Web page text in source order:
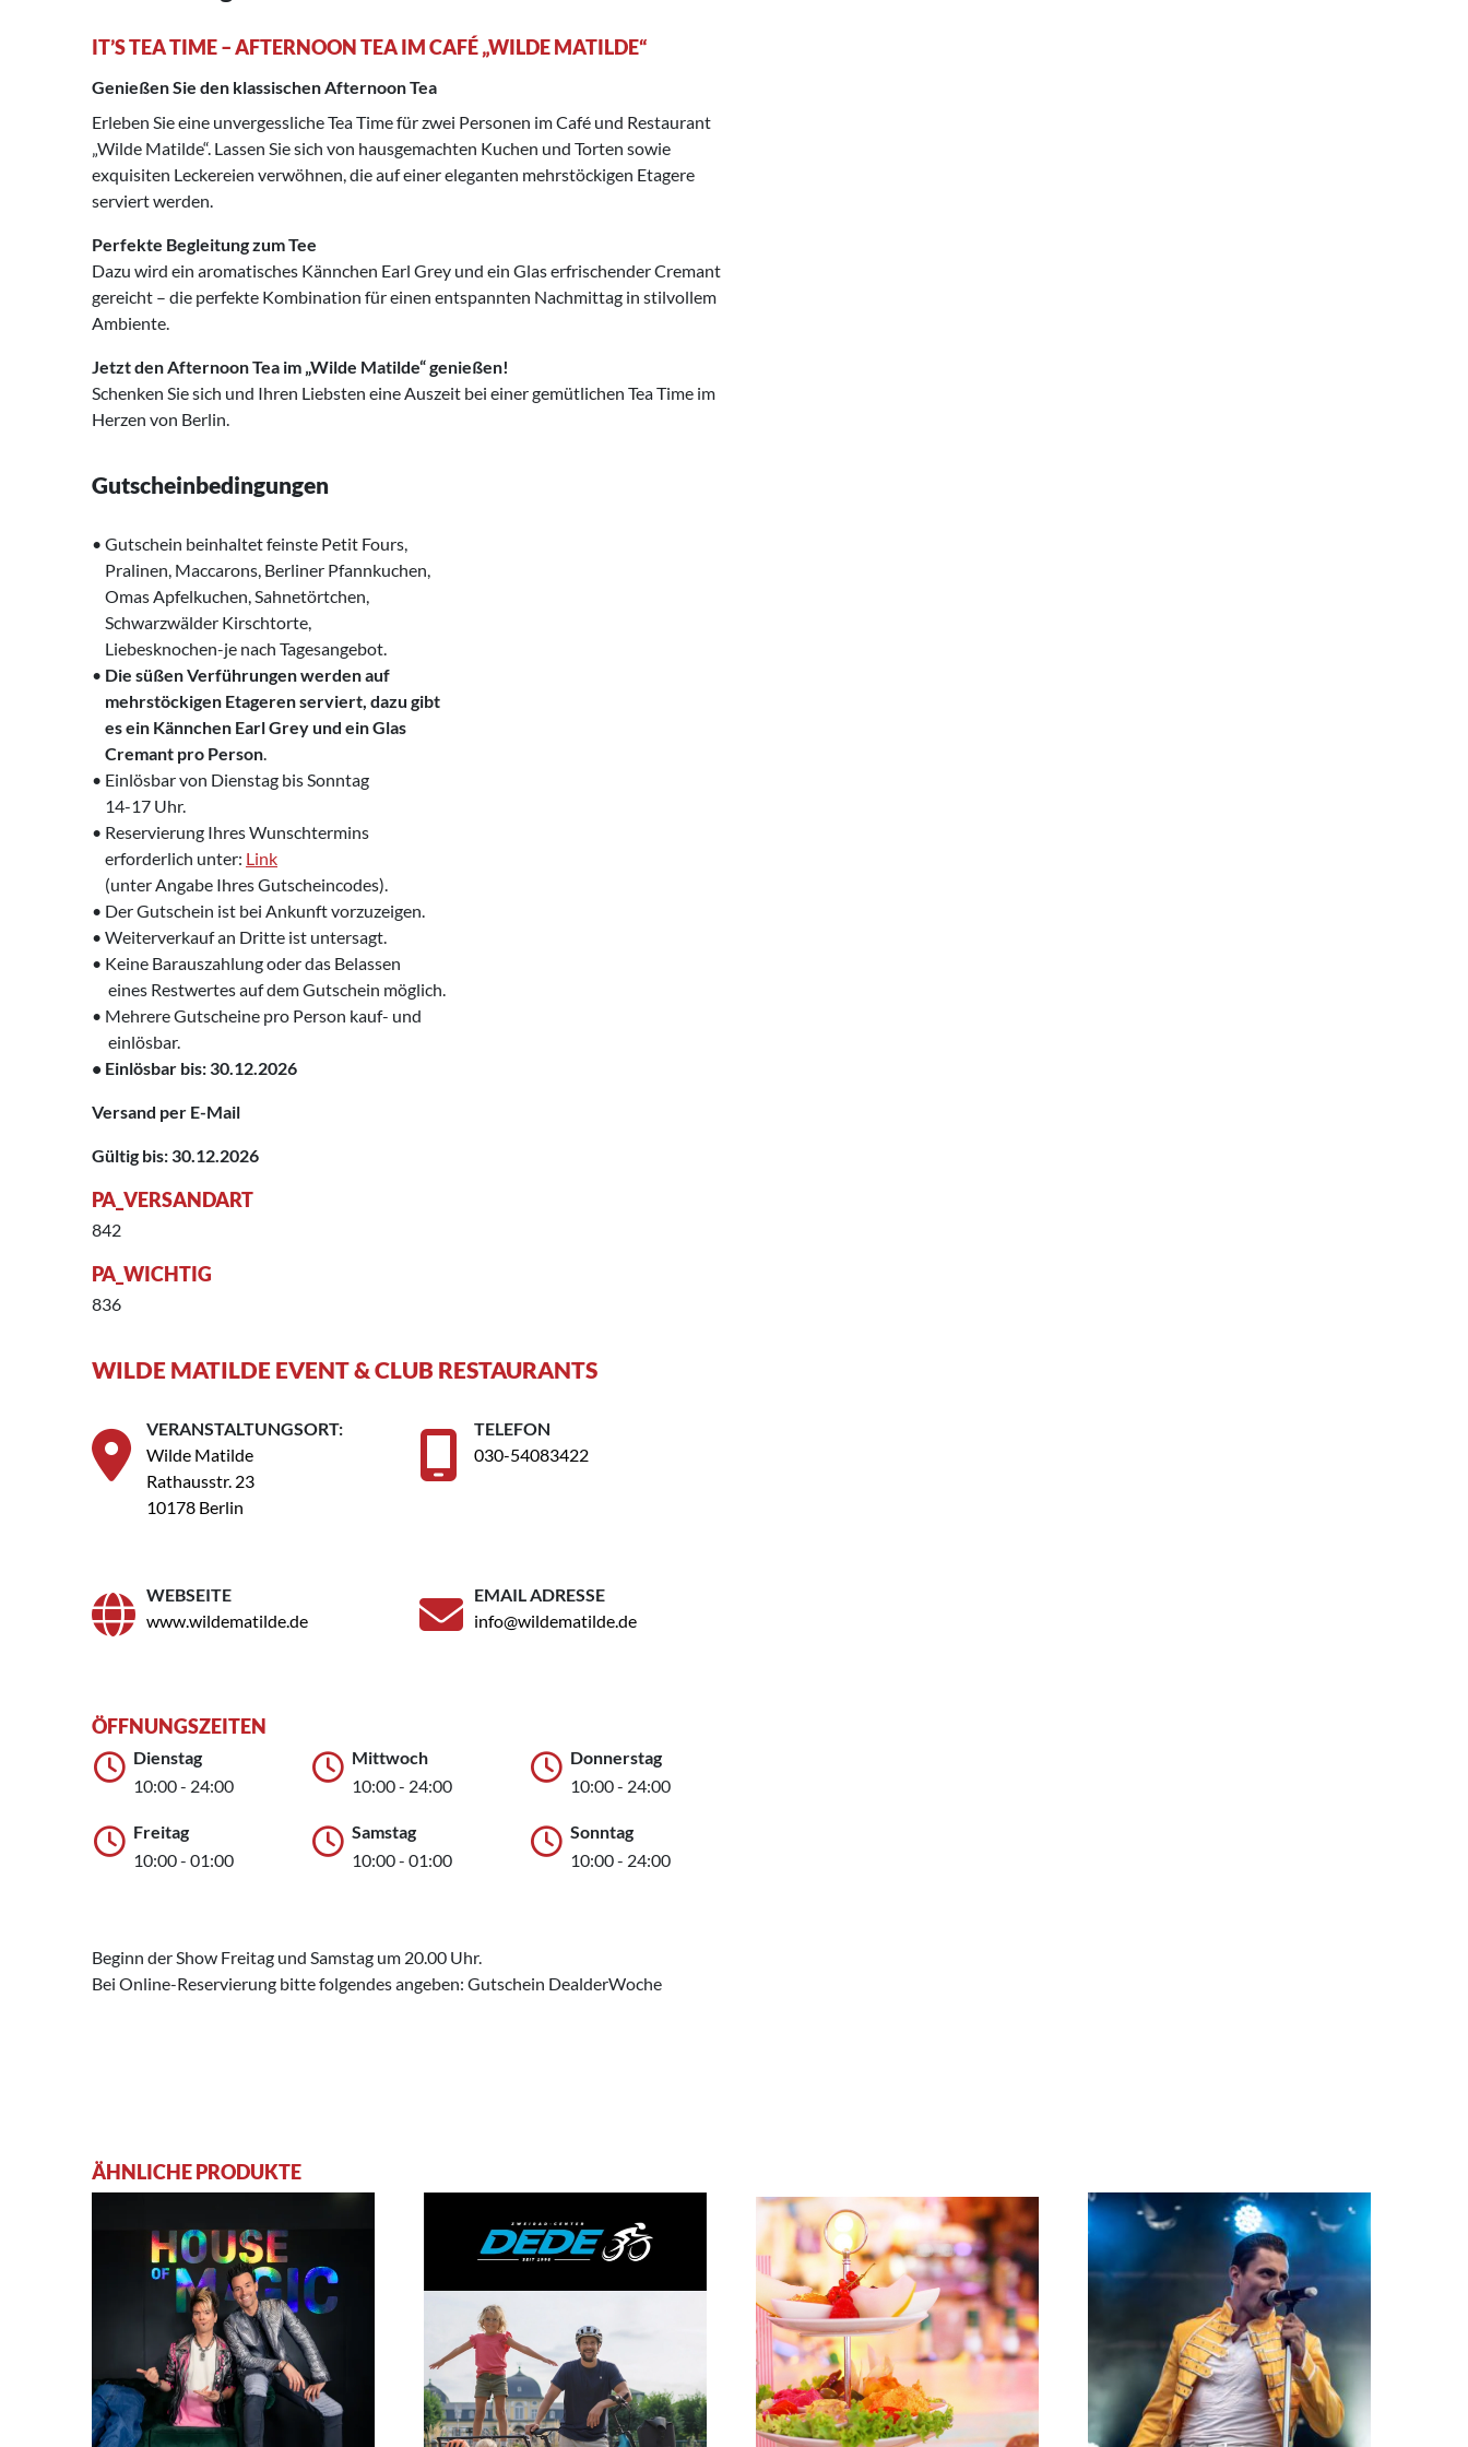
IT’S TEA TIME – AFTERNOON TEA IM CAFÉ „WILDE MATILDE“
Genießen Sie den klassischen Afternoon Tea
Erleben Sie eine unvergessliche Tea Time für zwei Personen im Café und Restaurant
„Wilde Matilde“. Lassen Sie sich von hausgemachten Kuchen und Torten sowie
exquisiten Leckereien verwöhnen, die auf einer eleganten mehrstöckigen Etagere
serviert werden.
Perfekte Begleitung zum Tee
Dazu wird ein aromatisches Kännchen Earl Grey und ein Glas erfrischender Cremant
gereicht – die perfekte Kombination für einen entspannten Nachmittag in stilvollem
Ambiente.
Jetzt den Afternoon Tea im „Wilde Matilde“ genießen!
Schenken Sie sich und Ihren Liebsten eine Auszeit bei einer gemütlichen Tea Time im
Herzen von Berlin.
Gutscheinbedingungen
• Gutschein beinhaltet feinste Petit Fours,
‌ Pralinen, Maccarons, Berliner Pfannkuchen,
‌‌ Omas Apfelkuchen, Sahnetörtchen,
‌ Schwarzwälder Kirschtorte,
‌ Liebesknochen-je nach Tagesangebot.
• Die süßen Verführungen werden auf
‌ mehrstöckigen Etageren serviert, dazu gibt
‌ es ein Kännchen Earl Grey und ein Glas
‌ Cremant pro Person.
• Einlösbar von Dienstag bis Sonntag
‌ 14-17 Uhr.
• Reservierung Ihres Wunschtermins
‌ erforderlich unter: Link
‌ (unter Angabe Ihres Gutscheincodes).
• Der Gutschein ist bei Ankunft vorzuzeigen.
‌• Weiterverkauf an Dritte ist untersagt.
• Keine Barauszahlung oder das Belassen
‌ eines Restwertes auf dem Gutschein möglich.
• Mehrere Gutscheine pro Person kauf- und
‌ einlösbar.
• Einlösbar bis: 30.12.2026
Versand per E-Mail
Gültig bis: 30.12.2026
PA_VERSANDART
842
PA_WICHTIG
836
WILDE MATILDE EVENT & CLUB RESTAURANTS
VERANSTALTUNGSORT:
Wilde Matilde
Rathausstr. 23
10178 Berlin
TELEFON
030-54083422
WEBSEITE
www.wildematilde.de
EMAIL ADRESSE
info@wildematilde.de
ÖFFNUNGSZEITEN
Dienstag
10:00 - 24:00
Mittwoch
10:00 - 24:00
Donnerstag
10:00 - 24:00
Freitag
10:00 - 01:00
Samstag
10:00 - 01:00
Sonntag
10:00 - 24:00
Beginn der Show Freitag und Samstag um 20.00 Uhr.
Bei Online-Reservierung bitte folgendes angeben: Gutschein DealderWoche
ÄHNLICHE PRODUKTE